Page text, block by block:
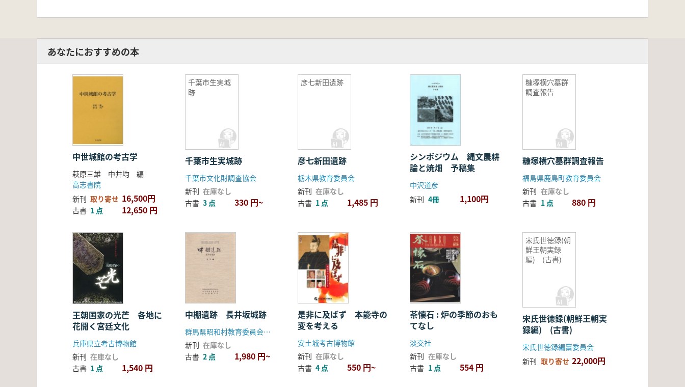
あなたにおすすめの本
中世城館の考古学
萩原三雄 中井均 編
高志書院
新刊 取り寄せ 16,500円
古書 1 点 12,650 円
千葉市生実城
跡
千葉市生実城跡
千葉市文化財調査協会
新刊 在庫なし
古書 3 点 330 円~
彦七新田遺跡
彦七新田遺跡
栃木県教育委員会
新刊 在庫なし
古書 1 点 1,485 円
シンポジウム 縄文農耕
論と焼畑 予稿集
中沢道彦
新刊 4冊 1,100円
糠塚横穴墓群
調査報告
糠塚横穴墓群調査報告
福島県鹿島町教育委員会
新刊 在庫なし
古書 1 点 880 円
王朝国家の光芒 各地に
花開く宮廷文化
兵庫県立考古博物館
新刊 在庫なし
古書 1 点 1,540 円
中棚遺跡 長井坂城跡
群馬県昭和村教育委員会 群馬県教育委員会 日本道路公団
新刊 在庫なし
古書 2 点 1,980 円~
是非に及ばず 本能寺の
変を考える
安土城考古博物館
新刊 在庫なし
古書 4 点 550 円~
茶懐石 : 炉の季節のおも
てなし
淡交社
新刊 在庫なし
古書 1 点 554 円
宋氏世徳録(朝
鮮王朝実録
編) (古書)
宋氏世徳録(朝鮮王朝実
録編) (古書)
宋氏世徳録編纂委員会
新刊 取り寄せ 22,000円